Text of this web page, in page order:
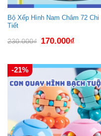
Bộ Xếp Hình Nam Châm 72 Chi
Tiết
230.000₫
Giá
gốc
170.000₫Giá
hiện
-21%